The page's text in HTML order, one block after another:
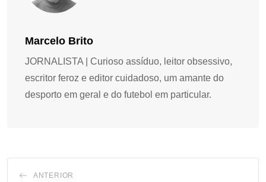
Marcelo Brito
JORNALISTA | Curioso assíduo, leitor obsessivo,
escritor feroz e editor cuidadoso, um amante do
desporto em geral e do futebol em particular.
ANTERIOR